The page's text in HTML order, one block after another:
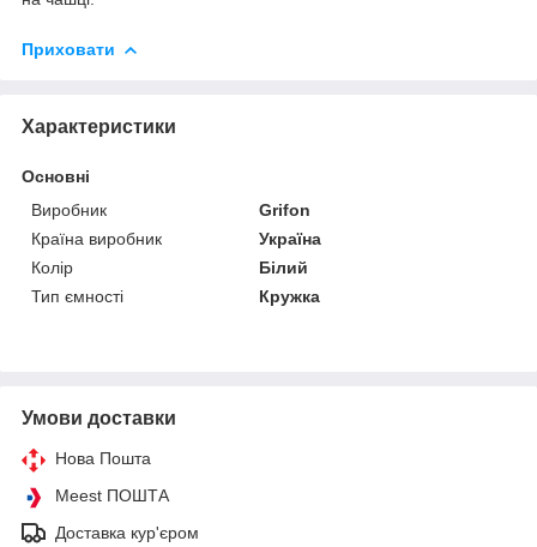
Приховати
Характеристики
Основні
Виробник
Grifon
Країна виробник
Україна
Колір
Білий
Тип ємності
Кружка
Умови доставки
Нова Пошта
Meest ПОШТА
Доставка кур'єром